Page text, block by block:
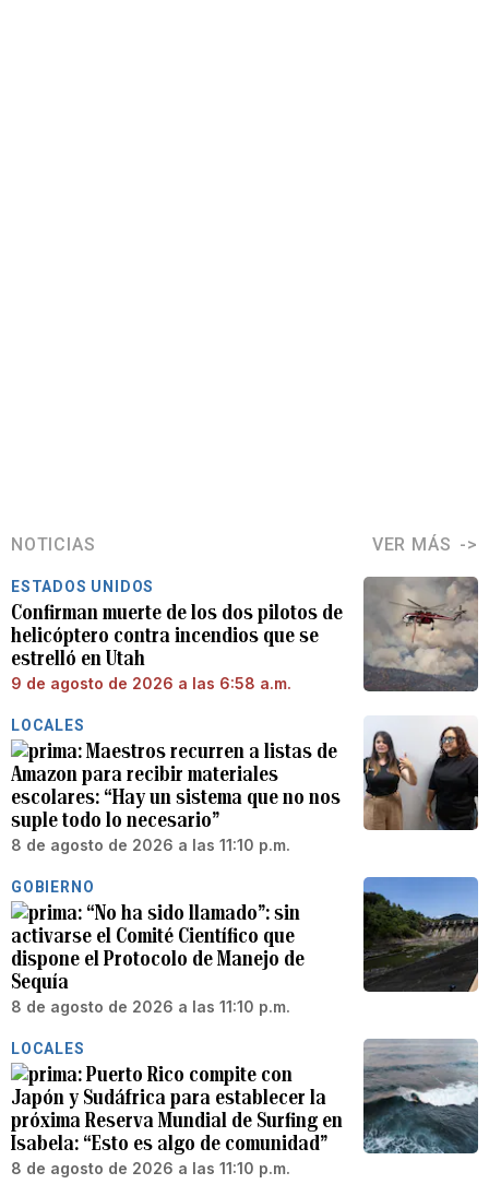
NOTICIAS VER MÁS
ESTADOS UNIDOS
Confirman muerte de los dos pilotos de
helicóptero contra incendios que se
estrelló en Utah
9 de agosto de 2026 a las 6:58 a.m.
LOCALES
Maestros recurren a listas de
Amazon para recibir materiales
escolares: “Hay un sistema que no nos
suple todo lo necesario”
8 de agosto de 2026 a las 11:10 p.m.
GOBIERNO
“No ha sido llamado”: sin
activarse el Comité Científico que
dispone el Protocolo de Manejo de
Sequía
8 de agosto de 2026 a las 11:10 p.m.
LOCALES
Puerto Rico compite con
Japón y Sudáfrica para establecer la
próxima Reserva Mundial de Surfing en
Isabela: “Esto es algo de comunidad”
8 de agosto de 2026 a las 11:10 p.m.